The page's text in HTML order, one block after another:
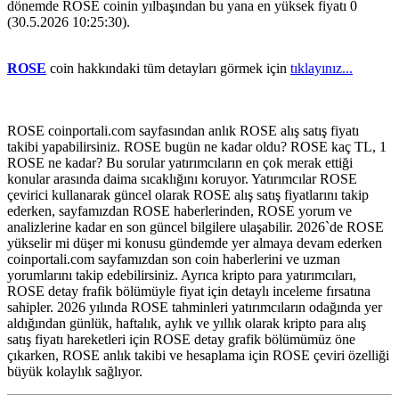
dönemde ROSE coinin yılbaşından bu yana en yüksek fiyatı 0
(30.5.2026 10:25:30).
ROSE coin hakkındaki tüm detayları görmek için tıklayınız...
ROSE coinportali.com sayfasından anlık ROSE alış satış fiyatı
takibi yapabilirsiniz. ROSE bugün ne kadar oldu? ROSE kaç TL, 1
ROSE ne kadar? Bu sorular yatırımcıların en çok merak ettiği
konular arasında daima sıcaklığını koruyor. Yatırımcılar ROSE
çevirici kullanarak güncel olarak ROSE alış satış fiyatlarını takip
ederken, sayfamızdan ROSE haberlerinden, ROSE yorum ve
analizlerine kadar en son güncel bilgilere ulaşabilir. 2026`de ROSE
yükselir mi düşer mi konusu gündemde yer almaya devam ederken
coinportali.com sayfamızdan son coin haberlerini ve uzman
yorumlarını takip edebilirsiniz. Ayrıca kripto para yatırımcıları,
ROSE detay frafik bölümüyle fiyat için detaylı inceleme fırsatına
sahipler. 2026 yılında ROSE tahminleri yatırımcıların odağında yer
aldığından günlük, haftalık, aylık ve yıllık olarak kripto para alış
satış fiyatı hareketleri için ROSE detay grafik bölümümüz öne
çıkarken, ROSE anlık takibi ve hesaplama için ROSE çeviri özelliği
büyük kolaylık sağlıyor.